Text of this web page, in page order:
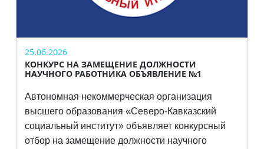
25.06.2026
КОНКУРС НА ЗАМЕЩЕНИЕ ДОЛЖНОСТИ
НАУЧНОГО РАБОТНИКА ОБЪЯВЛЕНИЕ №1
Автономная некоммерческая организация
высшего образования «Северо-Кавказский
социальный институт» объявляет конкурсный
отбор на замещение должности научного